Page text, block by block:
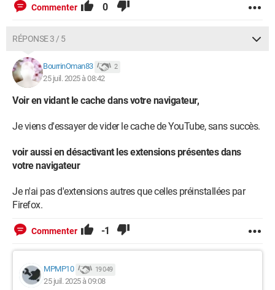
Commenter 0
RÉPONSE 3 / 5
BourrinOman83 2
25 juil. 2025 à 08:42
Voir en vidant le cache dans votre navigateur,
Je viens d'essayer de vider le cache de YouTube, sans succès.
voir aussi en désactivant les extensions présentes dans
votre navigateur
Je n'ai pas d'extensions autres que celles préinstallées par
Firefox.
Commenter -1
MPMP10 19 049
25 juil. 2025 à 09:08